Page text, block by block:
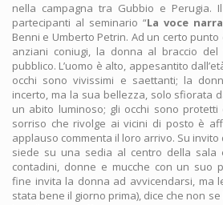
nella campagna tra Gubbio e Perugia.
partecipanti al seminario “La voce
Benni e Umberto Petrin. Ad un certo
anziani coniugi, la donna al braccio
pubblico. L’uomo è alto, appesantito
occhi sono vivissimi e saettanti; la
incerto, ma la sua bellezza, solo sfiorata
un abito luminoso; gli occhi sono
sorriso che rivolge ai vicini di posto è
applauso commenta il loro arrivo. Su invito
siede su una sedia al centro della sala
contadini, donne e mucche con un suo
fine invita la donna ad avvicendarsi, ma
stata bene il giorno prima), dice che non